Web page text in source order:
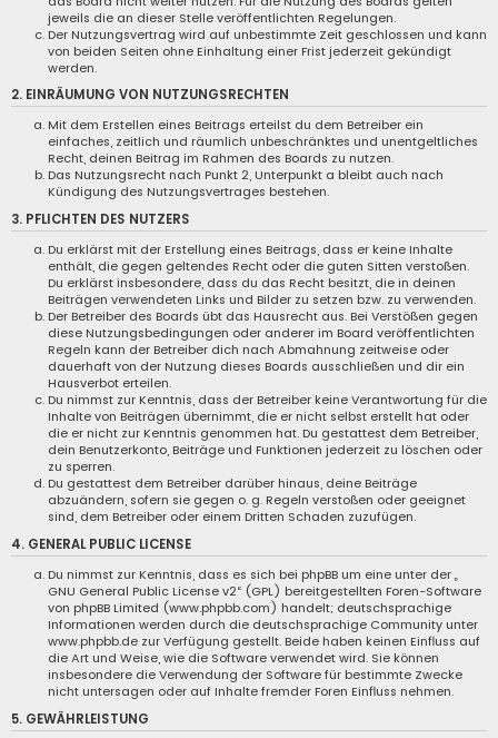
jeweils die an dieser Stelle veröffentlichten Regelungen.
Der Nutzungsvertrag wird auf unbestimmte Zeit geschlossen und kann
von beiden Seiten ohne Einhaltung einer Frist jederzeit gekündigt
werden.
2. EINRÄUMUNG VON NUTZUNGSRECHTEN
Mit dem Erstellen eines Beitrags erteilst du dem Betreiber ein
einfaches, zeitlich und räumlich unbeschränktes und unentgeltliches
Recht, deinen Beitrag im Rahmen des Boards zu nutzen.
Das Nutzungsrecht nach Punkt 2, Unterpunkt a bleibt auch nach
Kündigung des Nutzungsvertrages bestehen.
3. PFLICHTEN DES NUTZERS
Du erklärst mit der Erstellung eines Beitrags, dass er keine Inhalte
enthält, die gegen geltendes Recht oder die guten Sitten verstoßen.
Du erklärst insbesondere, dass du das Recht besitzt, die in deinen
Beiträgen verwendeten Links und Bilder zu setzen bzw. zu verwenden.
Der Betreiber des Boards übt das Hausrecht aus. Bei Verstößen gegen
diese Nutzungsbedingungen oder anderer im Board veröffentlichten
Regeln kann der Betreiber dich nach Abmahnung zeitweise oder
dauerhaft von der Nutzung dieses Boards ausschließen und dir ein
Hausverbot erteilen.
Du nimmst zur Kenntnis, dass der Betreiber keine Verantwortung für die
Inhalte von Beiträgen übernimmt, die er nicht selbst erstellt hat oder
die er nicht zur Kenntnis genommen hat. Du gestattest dem Betreiber,
dein Benutzerkonto, Beiträge und Funktionen jederzeit zu löschen oder
zu sperren.
Du gestattest dem Betreiber darüber hinaus, deine Beiträge
abzuändern, sofern sie gegen o. g. Regeln verstoßen oder geeignet
sind, dem Betreiber oder einem Dritten Schaden zuzufügen.
4. GENERAL PUBLIC LICENSE
Du nimmst zur Kenntnis, dass es sich bei phpBB um eine unter der „
GNU General Public License v2“ (GPL) bereitgestellten Foren-Software
von phpBB Limited (www.phpbb.com) handelt; deutschsprachige
Informationen werden durch die deutschsprachige Community unter
www.phpbb.de zur Verfügung gestellt. Beide haben keinen Einfluss auf
die Art und Weise, wie die Software verwendet wird. Sie können
insbesondere die Verwendung der Software für bestimmte Zwecke
nicht untersagen oder auf Inhalte fremder Foren Einfluss nehmen.
5. GEWÄHRLEISTUNG